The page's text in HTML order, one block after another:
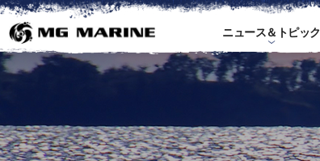
ニュース＆トピック
ス